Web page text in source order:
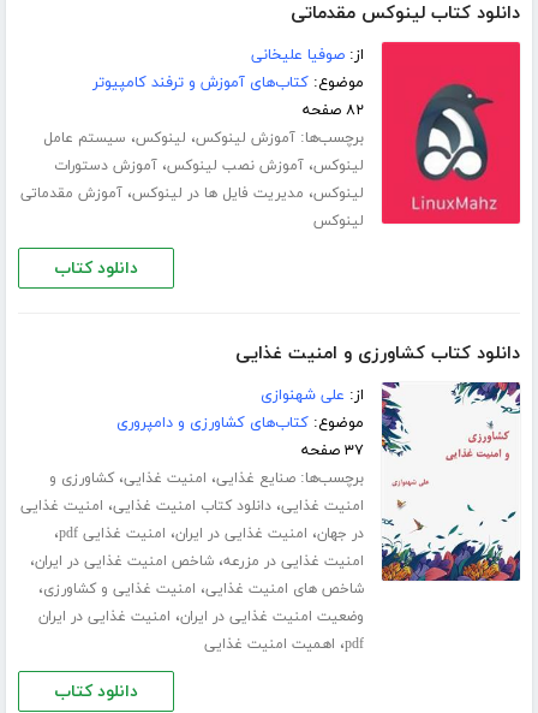
دانلود کتاب لینوکس مقدماتی
از:صوفیا علیخانی
موضوع:کتاب‌های آموزش و ترفند کامپیوتر
۸۲ صفحه
برچسب‌ها:آموزش لینوکس، لینوکس، سیستم عامل
لینوکس،آموزش نصب لینوکس،آموزش دستورات
لینوکس، مدیریت فایل ها در لینوکس،آموزش مقدماتی
لینوکس
دانلود کتاب
دانلود کتاب کشاورزی و امنیت غذایی
از: علی شهنوازی
موضوع:کتاب‌های کشاورزی و دامپروری
۳۷ صفحه
برچسب‌ها:صنایع غذایی، امنیت غذایی،کشاورزی و
امنیت غذایی،دانلود کتاب امنیت غذایی، امنیت غذایی
در جهان، امنیت غذایی در ایران، امنیت غذایی pdf ،
امنیت غذایی در مزرعه،شاخص امنیت غذایی در ایران،
شاخص های امنیت غذایی، امنیت غذایی و کشاورزی،
وضعیت امنیت غذایی در ایران، امنیت غذایی در ایران
pdf، اهمیت امنیت غذایی
دانلود کتاب